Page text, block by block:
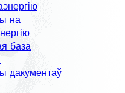
на
база
дакументаў